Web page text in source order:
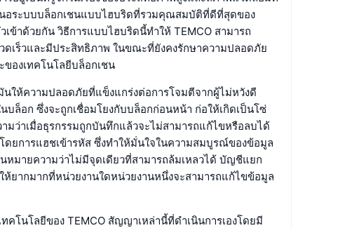
นอระบบบล็อกเชนแบบไฮบริดที่รวมคุณสมบัติที่ดีที่สุดของ
ข้าด้วยกัน วิธีการแบบไฮบริดนี้ทำให้ TEMCO สามารถ
เร็วและมีประสิทธิภาพ ในขณะที่ยังคงรักษาความปลอดภัย
องเทคโนโลยีบล็อกเชน
ให้ความปลอดภัยที่แข็งแกร่งต่อการโจมตีจากผู้ไม่หวังดี
ล็อก ซึ่งจะถูกเชื่อมโยงกับบล็อกก่อนหน้า ก่อให้เกิดเป็นโซ่
มว่าเมื่อธุรกรรมถูกบันทึกแล้วจะไม่สามารถแก้ไขหรือลบได้
ยการแฮชเข้ารหัส ซึ่งทำให้มั่นใจในความสมบูรณ์ของข้อมูล
หมายความว่าไม่มีจุดเดียวที่สามารถล้มเหลวได้ บัญชีแยก
ห้ยากมากที่หน่วยงานใดหน่วยงานหนึ่งจะสามารถแก้ไขข้อมูล
โนโลยีของ TEMCO สัญญาเหล่านี้ที่ดำเนินการเองโดยมี